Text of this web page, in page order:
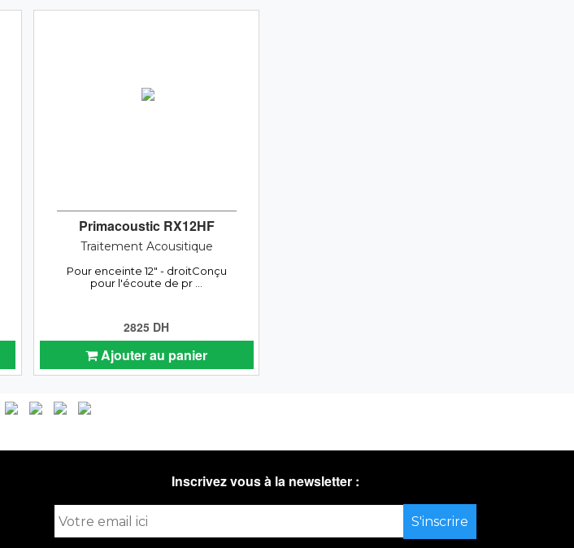
Primacoustic RX12HF
Traitement Acousitique
Pour enceinte 12" - droitConçu
pour l'écoute de pr ...
2825 DH
Ajouter au panier
Inscrivez vous à la newsletter :